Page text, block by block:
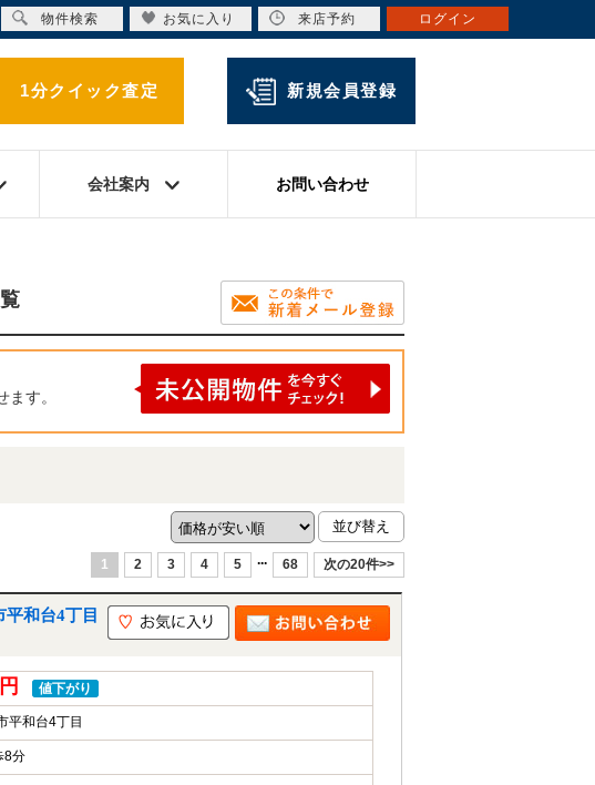
1分クイック査定 新規会員登録
会社案内 お問い合わせ
ます。
1 2 3 4 5 ... 68 次の20件>>
和台4丁目
値下がり
平和台4丁目
分
物件検索 お気に入り 来店予約 ログイン